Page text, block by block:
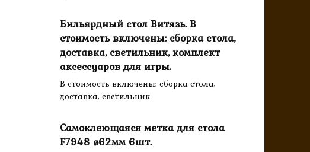
Бильярдный стол Витязь. В
стоимость включены: сборка стола,
доставка, светильник, комплект
аксессуаров для игры.
В стоимость включены: сборка стола,
доставка, светильник
Самоклеющаяся метка для стола
F7948 ø62мм 6шт.